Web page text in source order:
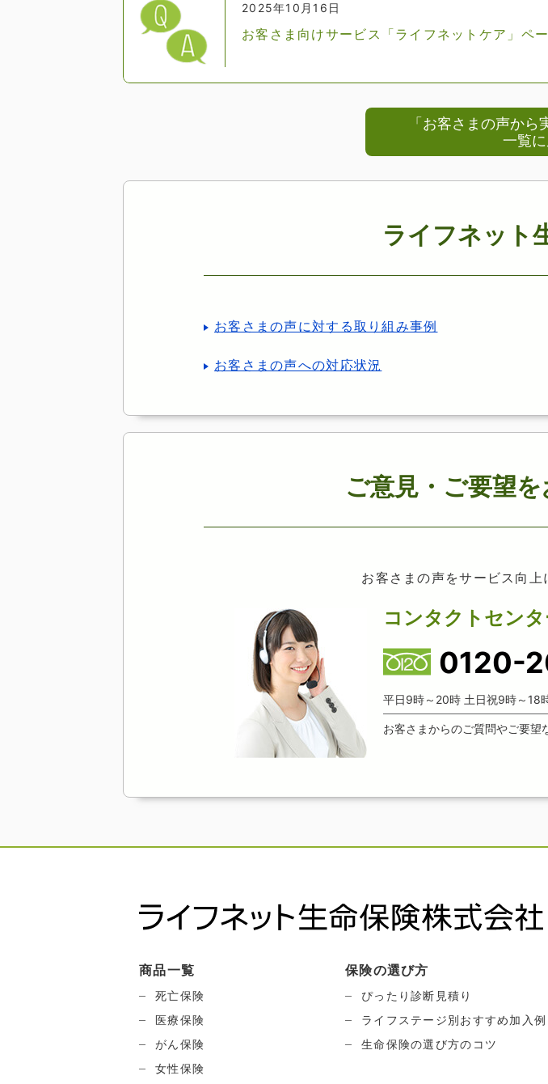
2025年10月16日
お客さま向けサービス「ライフネットケア」ペ
「お客さまの声から
一覧
ライフネット
お客さまの声に対する取り組み事例
お客さまの声への対応状況
ご意見・ご要望
お客さまの声をサービス向上
コンタクトセンタ
0120-
平日9時～20時 土日祝9時～18
お客さまからのご質問やご要望
商品一覧
死亡保険
医療保険
がん保険
女性保険
保険の選び方
ぴったり診断見積り
ライフステージ別おすすめ加入例
生命保険の選び方のコツ